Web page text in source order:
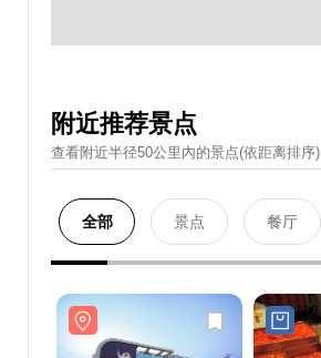
附近推荐景点
查看附近半径50公里內的景点(依距离排序)
全部 景点 餐厅